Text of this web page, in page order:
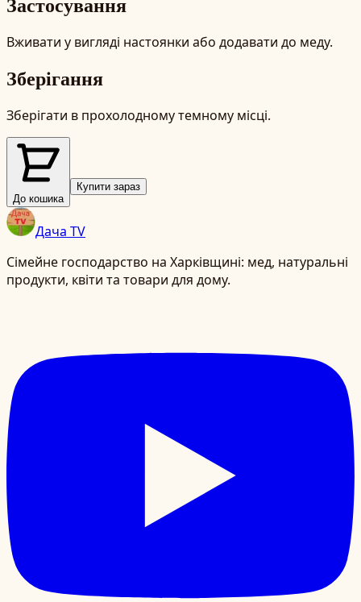
Вживати у вигляді настоянки або додавати до меду.
Зберігання
Зберігати в прохолодному темному місці.
До кошика
Купити зараз
Дача TV
Сімейне господарство на Харківщині: мед, натуральні
продукти, квіти та товари для дому.